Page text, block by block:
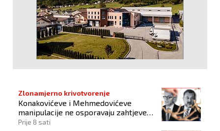
Zlonamjerno krivotvorenje
Konakovićeve i Mehmedovićeve
manipulacije ne osporavaju zahtjeve
Hrvata
Prije 8 sati